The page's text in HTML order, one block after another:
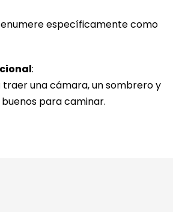
enumere específicamente como
:
traer una cámara, un sombrero y
para caminar.